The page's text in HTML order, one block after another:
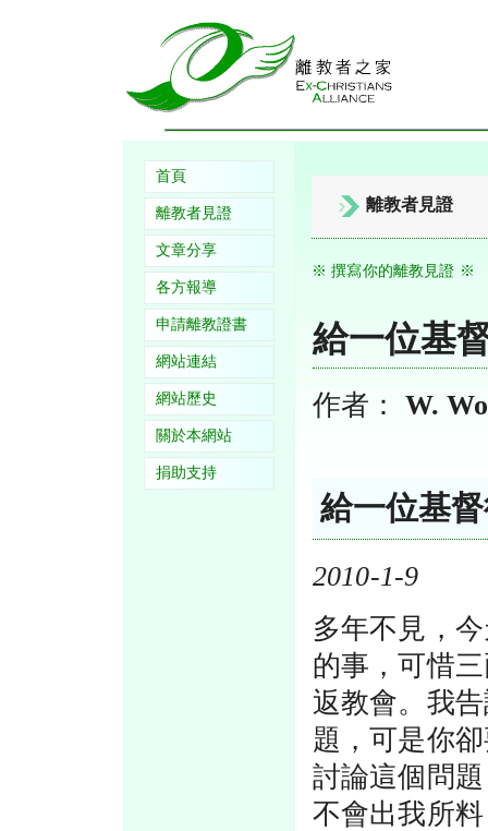
首頁
離教者見證
文章分享
各方報導
申請離教證書
網站連結
網站歷史
關於本網站
捐助支持
離教者見證
※ 撰寫你的離教見證 ※
給一位基
作者： W.
給一位基
2010-1-9
多年不見，
的事，可惜
返教會。我
題，可是你
討論這個問
不會出我所